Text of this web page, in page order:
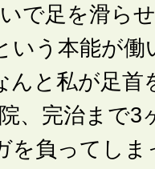
で足を滑ら
いう本能が働
んと私が足首
、完治まで3
を負ってし